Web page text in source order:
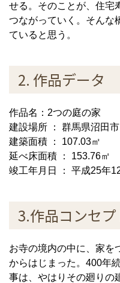
せる。そのことが、住宅
つながっていく。そんな
ていると思う。
2. 作品データ
作品名：2つの庭の家
建設場所 ： 群馬県沼田市
建築面積 ： 107.03㎡
延べ床面積 ： 153.76㎡
竣工年月日 ： 平成25年
3.作品コンセプ
お寺の境内の中に、家を
からはじまった。400年
事は、やはりその廻りの